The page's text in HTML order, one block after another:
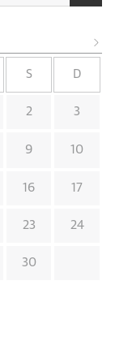
S D
2 3
9 10
16 17
23 24
30